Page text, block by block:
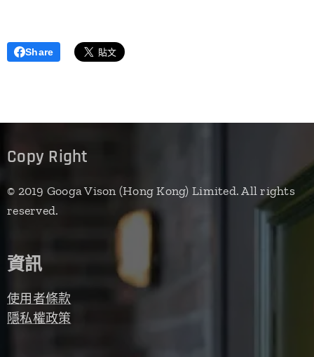
Share
Copy Right
© 2019 Googa Vison (Hong Kong) Limited. All rights
reserved.
資訊
使用者條款
隱私權政策